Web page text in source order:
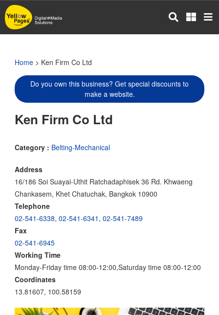
Skip
to
main
Home > Ken Firm Co Ltd
Do you own this business? Get special discounts to
make a website.
Ken Firm Co Ltd
Category : Belting-Mechanical
Address
16/186 Soi Suayai-Uthit Ratchadaphisek 36 Rd. Khwaeng
Chankasem, Khet Chatuchak, Bangkok 10900
Telephone
02-541-6338, 02-541-6341 , 02-541-7489
Fax
02-541-6945
Working Time
Monday-Friday time 08:00-12:00,Saturday time 08:00-12:00
Coordinates
13.81607, 100.58159